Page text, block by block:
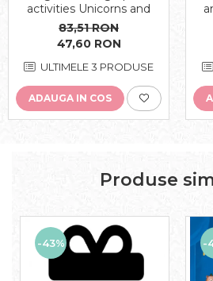
activities Unicorns and
Fairies", Usborne
83,51 RON
47,60 RON
ULTIMELE 3 PRODUSE
ADAUGA IN COS
Produse
-43% -